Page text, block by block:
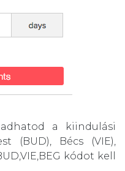
a kiindulási
(BUD), Bécs (VIE),
kódot kell